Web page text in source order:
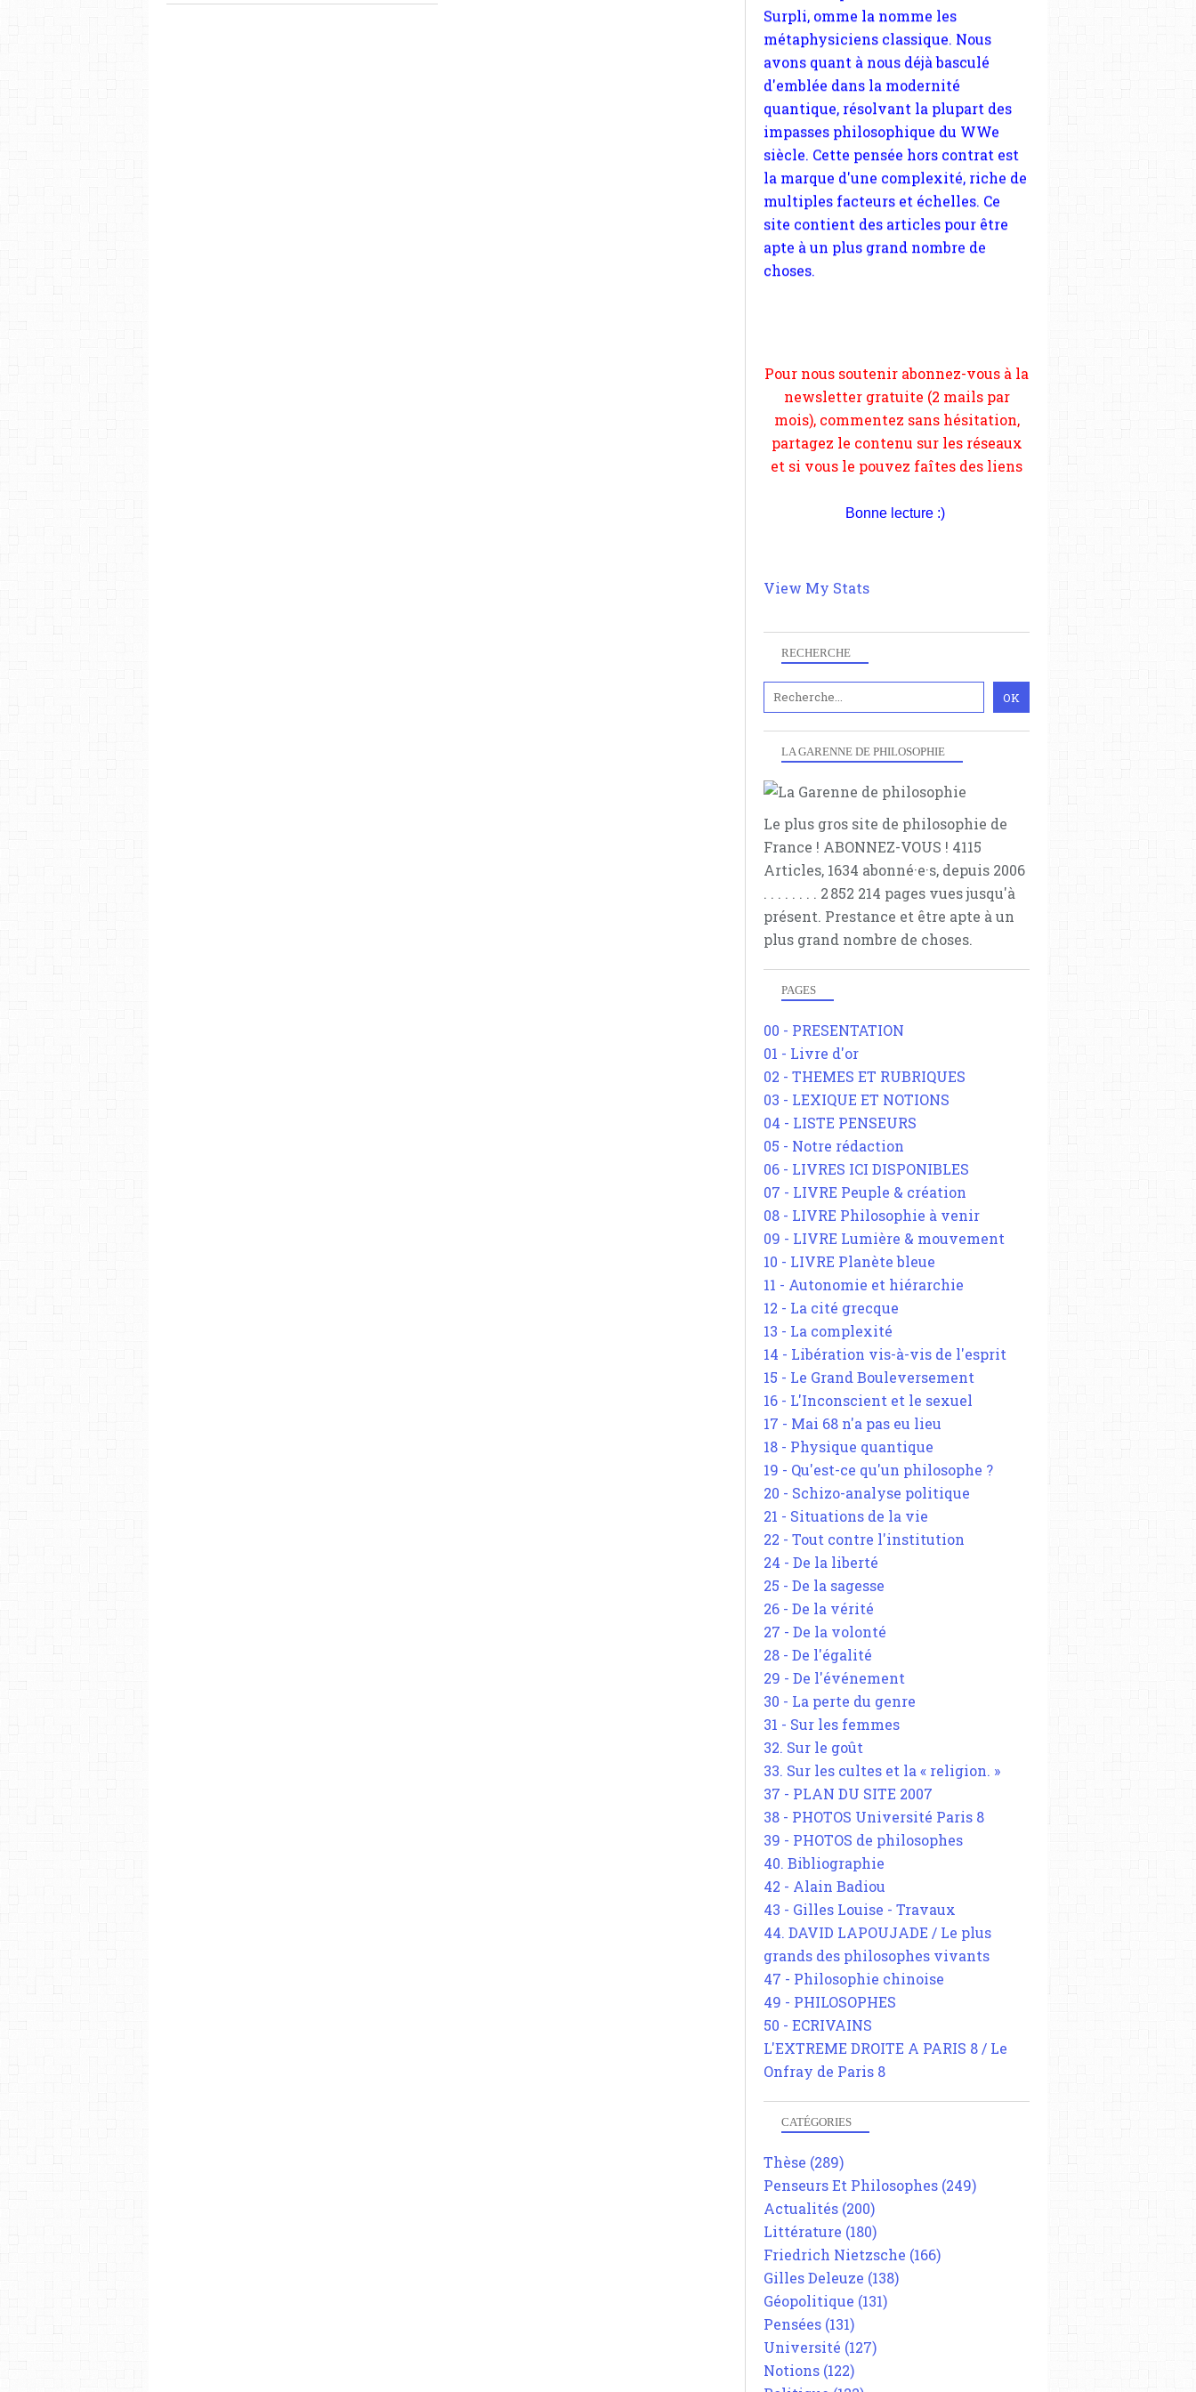
RECHERCHE
LA GARENNE DE PHILOSOPHIE
Le plus gros site de philosophie de
France ! ABONNEZ-VOUS ! 4115
Articles, 1634 abonné·e·s, depuis 2006
. . . . . . . . 2 852 214 pages vues jusqu'à
présent. Prestance et être apte à un
plus grand nombre de choses.
PAGES
00 - PRESENTATION
01 - Livre d'or
02 - THEMES ET RUBRIQUES
03 - LEXIQUE ET NOTIONS
04 - LISTE PENSEURS
05 - Notre rédaction
06 - LIVRES ICI DISPONIBLES
07 - LIVRE Peuple & création
08 - LIVRE Philosophie à venir
09 - LIVRE Lumière & mouvement
10 - LIVRE Planète bleue
11 - Autonomie et hiérarchie
12 - La cité grecque
13 - La complexité
14 - Libération vis-à-vis de l'esprit
15 - Le Grand Bouleversement
16 - L'Inconscient et le sexuel
17 - Mai 68 n'a pas eu lieu
18 - Physique quantique
19 - Qu'est-ce qu'un philosophe ?
20 - Schizo-analyse politique
21 - Situations de la vie
22 - Tout contre l'institution
24 - De la liberté
25 - De la sagesse
26 - De la vérité
27 - De la volonté
28 - De l'égalité
29 - De l'événement
30 - La perte du genre
31 - Sur les femmes
32. Sur le goût
33. Sur les cultes et la « religion. »
37 - PLAN DU SITE 2007
38 - PHOTOS Université Paris 8
39 - PHOTOS de philosophes
40. Bibliographie
42 - Alain Badiou
43 - Gilles Louise - Travaux
44. DAVID LAPOUJADE / Le plus
grands des philosophes vivants
47 - Philosophie chinoise
49 - PHILOSOPHES
50 - ECRIVAINS
L'EXTREME DROITE A PARIS 8 / Le
Onfray de Paris 8
CATÉGORIES
Thèse (289)
Penseurs Et Philosophes (249)
Actualités (200)
Littérature (180)
Friedrich Nietzsche (166)
Gilles Deleuze (138)
Géopolitique (131)
Pensées (131)
Université (127)
Notions (122)
quantique, résolvant la plupart des
impasses philosophique du WWe
siècle. Cette pensée hors contrat est
la marque d'une complexité, riche de
multiples facteurs et échelles. Ce
site contient des articles pour être
apte à un plus grand nombre de
choses.
et si vous le pouvez faîtes des liens
depuis votre site.
Bonne lecture :)
View My Stats